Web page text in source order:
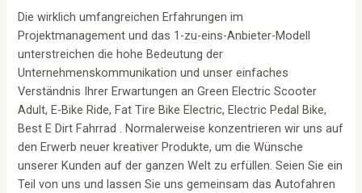
Die wirklich umfangreichen Erfahrungen im
Projektmanagement und das 1-zu-eins-Anbieter-Modell
unterstreichen die hohe Bedeutung der
Unternehmenskommunikation und unser einfaches
Verständnis Ihrer Erwartungen an Green Electric Scooter
Adult, E-Bike Ride, Fat Tire Bike Electric, Electric Pedal Bike,
Best E Dirt Fahrrad . Normalerweise konzentrieren wir uns auf
den Erwerb neuer kreativer Produkte, um die Wünsche
unserer Kunden auf der ganzen Welt zu erfüllen. Seien Sie ein
Teil von uns und lassen Sie uns gemeinsam das Autofahren